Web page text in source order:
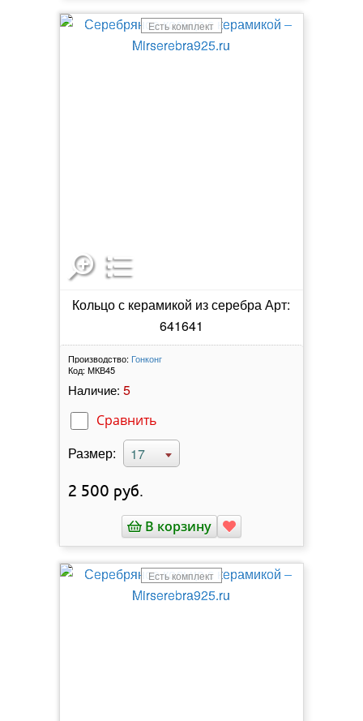
Есть комплект
Кольцо с керамикой из серебра Арт:
641641
Производство: Гонконг
Код: МКВ45
Наличие: 5
Сравнить
Размер: 17
2 500 руб.
В корзину
Есть комплект